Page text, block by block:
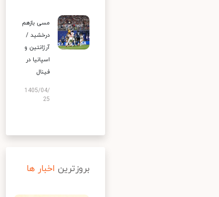
مسی بازهم
درخشید /
آرژانتین و
اسپانیا در
فینال
1405/04/
25
بروزترین اخبار ها